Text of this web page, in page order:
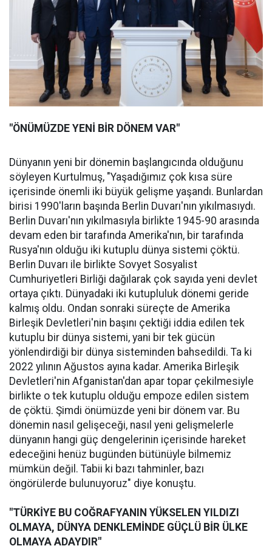
"ÖNÜMÜZDE YENİ BİR DÖNEM VAR"
Dünyanın yeni bir dönemin başlangıcında olduğunu
söyleyen Kurtulmuş, "Yaşadığımız çok kısa süre
içerisinde önemli iki büyük gelişme yaşandı. Bunlardan
birisi 1990'ların başında Berlin Duvarı'nın yıkılmasıydı.
Berlin Duvarı'nın yıkılmasıyla birlikte 1945-90 arasında
devam eden bir tarafında Amerika'nın, bir tarafında
Rusya'nın olduğu iki kutuplu dünya sistemi çöktü.
Berlin Duvarı ile birlikte Sovyet Sosyalist
Cumhuriyetleri Birliği dağılarak çok sayıda yeni devlet
ortaya çıktı. Dünyadaki iki kutupluluk dönemi geride
kalmış oldu. Ondan sonraki süreçte de Amerika
Birleşik Devletleri'nin başını çektiği iddia edilen tek
kutuplu bir dünya sistemi, yani bir tek gücün
yönlendirdiği bir dünya sisteminden bahsedildi. Ta ki
2022 yılının Ağustos ayına kadar. Amerika Birleşik
Devletleri'nin Afganistan'dan apar topar çekilmesiyle
birlikte o tek kutuplu olduğu empoze edilen sistem
de çöktü. Şimdi önümüzde yeni bir dönem var. Bu
dönemin nasıl gelişeceği, nasıl yeni gelişmelerle
dünyanın hangi güç dengelerinin içerisinde hareket
edeceğini henüz bugünden bütünüyle bilmemiz
mümkün değil. Tabii ki bazı tahminler, bazı
öngörülerde bulunuyoruz" diye konuştu.
"TÜRKİYE BU COĞRAFYANIN YÜKSELEN YILDIZI
OLMAYA, DÜNYA DENKLEMİNDE GÜÇLÜ BİR ÜLKE
OLMAYA ADAYDIR"